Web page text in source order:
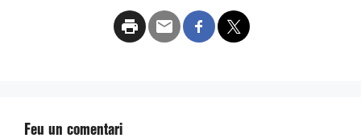
Feu un comentari